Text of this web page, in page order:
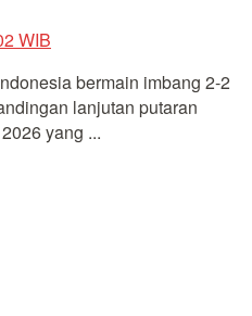
WIB
bermain imbang 2-2
lanjutan putaran
yang ...